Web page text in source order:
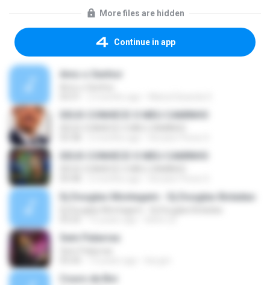
More files are hidden
Continue in app
Amo o Senhor
DEUS CONHECE O MEU CAMINHO
DEUS CONHECE O MEU CAMINHO
Dj Douglas Montagem - Dj Douglas Boladao
Sem Palavras
Couro de Boi